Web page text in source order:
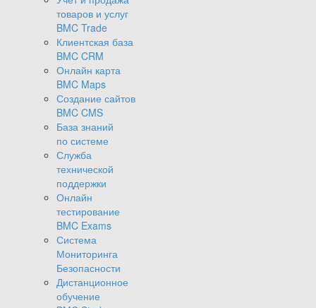
товаров и услуг
BMC Trade
Клиентская база
BMC CRM
Онлайн карта
BMC Maps
Создание сайтов
BMC CMS
База знаний
по системе
Служба
технической
поддержки
Онлайн
тестирование
BMC Exams
Система
Мониторинга
Безопасности
Дистанционное
обучение